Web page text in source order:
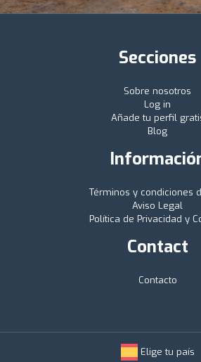
Secciones
Sobre nosotros
Log in
Añade tu perfil
Blog
Términos y condiciones
Aviso Legal
Política de Privacidad y
Contact
Contacto
Elige tu país